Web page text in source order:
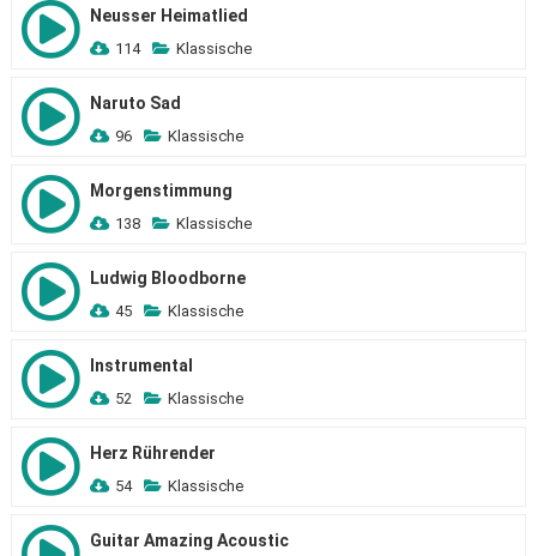
Neusser Heimatlied
114 Klassische
Naruto Sad
96 Klassische
Morgenstimmung
138 Klassische
Ludwig Bloodborne
45 Klassische
Instrumental
52 Klassische
Herz Rührender
54 Klassische
Guitar Amazing Acoustic